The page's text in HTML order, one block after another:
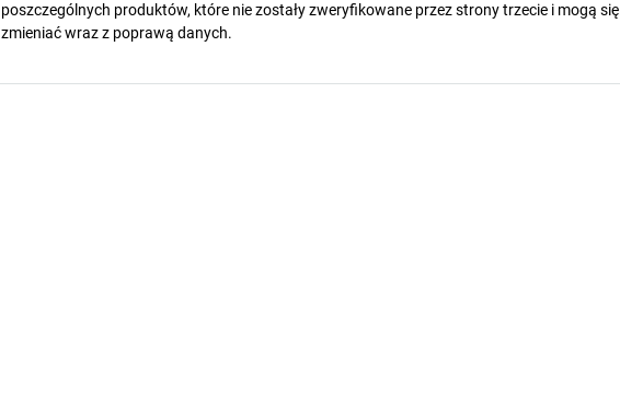
poszczególnych produktów, które nie zostały zweryfikowane przez strony trzecie i mogą się
zmieniać wraz z poprawą danych.